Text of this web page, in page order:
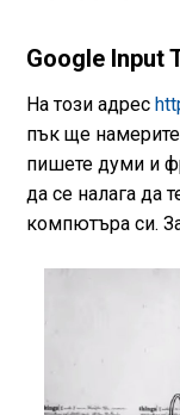
Google Input
На този адрес
пък ще
пишете думи и
да се налага да
компютъра си.